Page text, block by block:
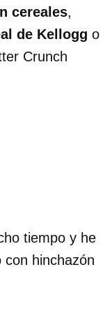
cereales,
de Kellogg o
Crunch
tiempo y he
hinchazón